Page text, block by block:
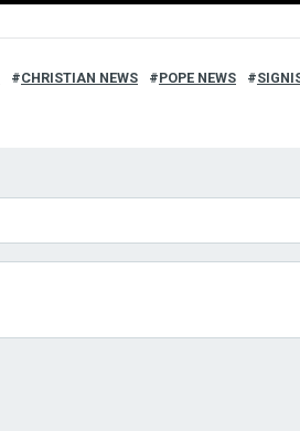
CHRISTIAN NEWS POPE NEWS